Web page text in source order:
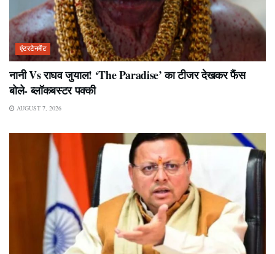
एंटरटेनमेंट
नानी Vs राघव जुयाल! ‘The Paradise’ का टीजर देखकर फैंस
बोले- ब्लॉकबस्टर पक्की
AUGUST 7, 2026